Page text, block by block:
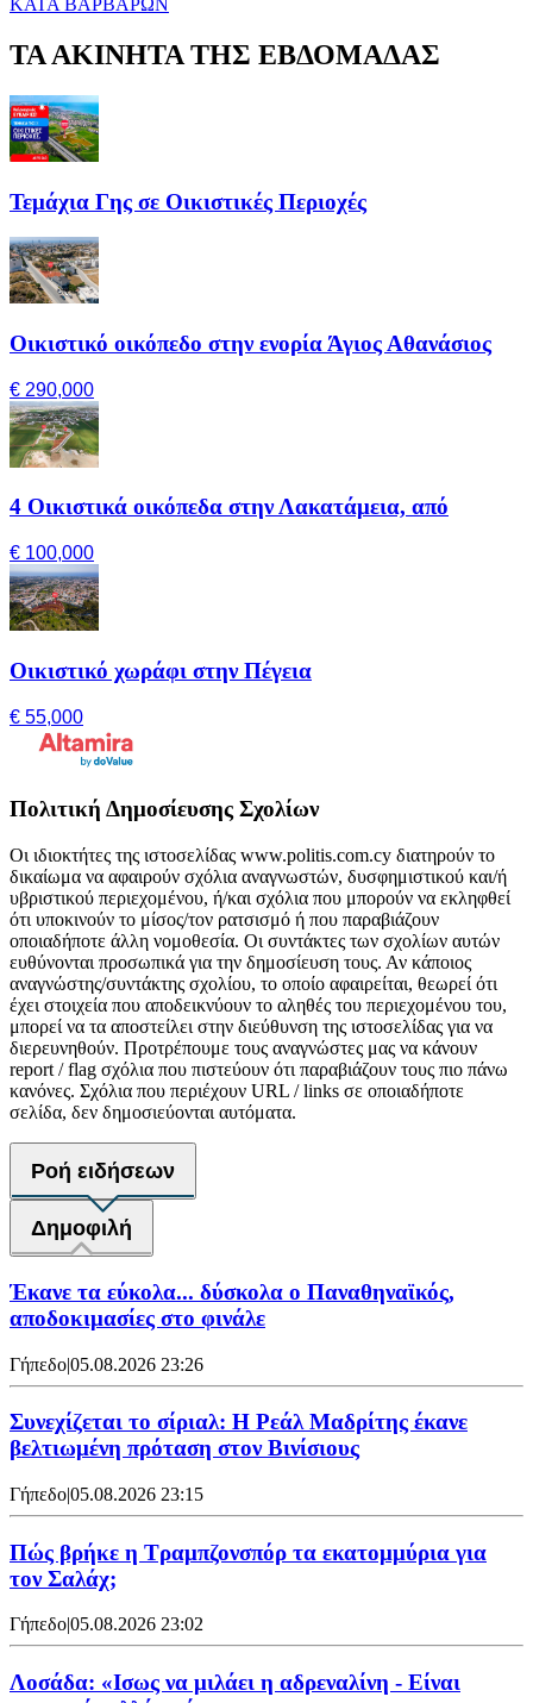
ΚΑΤΑ ΒΑΡΒΑΡΩΝ
ΤΑ ΑΚΙΝΗΤΑ ΤΗΣ ΕΒΔΟΜΑΔΑΣ
Τεμάχια Γης σε Οικιστικές Περιοχές
Οικιστικό οικόπεδο στην ενορία Άγιος Αθανάσιος
€ 290,000
4 Οικιστικά οικόπεδα στην Λακατάμεια, από
€ 100,000
Οικιστικό χωράφι στην Πέγεια
€ 55,000
Πολιτική Δημοσίευσης Σχολίων
Οι ιδιοκτήτες της ιστοσελίδας www.politis.com.cy διατηρούν το
δικαίωμα να αφαιρούν σχόλια αναγνωστών, δυσφημιστικού και/ή
υβριστικού περιεχομένου, ή/και σχόλια που μπορούν να εκληφθεί
ότι υποκινούν το μίσος/τον ρατσισμό ή που παραβιάζουν
οποιαδήποτε άλλη νομοθεσία. Οι συντάκτες των σχολίων αυτών
ευθύνονται προσωπικά για την δημοσίευση τους. Αν κάποιος
αναγνώστης/συντάκτης σχολίου, το οποίο αφαιρείται, θεωρεί ότι
έχει στοιχεία που αποδεικνύουν το αληθές του περιεχομένου του,
μπορεί να τα αποστείλει στην διεύθυνση της ιστοσελίδας για να
διερευνηθούν. Προτρέπουμε τους αναγνώστες μας να κάνουν
report / flag σχόλια που πιστεύουν ότι παραβιάζουν τους πιο πάνω
κανόνες. Σχόλια που περιέχουν URL / links σε οποιαδήποτε
σελίδα, δεν δημοσιεύονται αυτόματα.
Ροή ειδήσεων
Δημοφιλή
Έκανε τα εύκολα... δύσκολα ο Παναθηναϊκός,
αποδοκιμασίες στο φινάλε
Γήπεδο|05.08.2026 23:26
Συνεχίζεται το σίριαλ: Η Ρεάλ Μαδρίτης έκανε
βελτιωμένη πρόταση στον Βινίσιους
Γήπεδο|05.08.2026 23:15
Πώς βρήκε η Τραμπζονσπόρ τα εκατομμύρια για
τον Σαλάχ;
Γήπεδο|05.08.2026 23:02
Λοσάδα: «Ισως να μιλάει η αδρεναλίνη - Είναι